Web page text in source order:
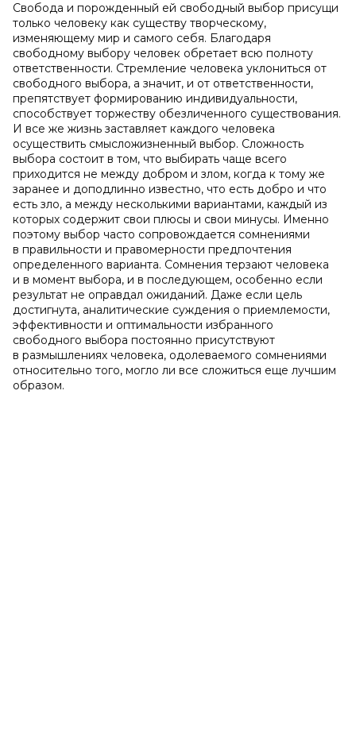
Свобода и порожденный ей свободный выбор присущи
только человеку как существу творческому,
изменяющему мир и самого себя. Благодаря
свободному выбору человек обретает всю полноту
ответственности. Стремление человека уклониться от
свободного выбора, а значит, и от ответственности,
препятствует формированию индивидуальности,
способствует торжеству обезличенного существования.
И все же жизнь заставляет каждого человека
осуществить смысложизненный выбор. Сложность
выбора состоит в том, что выбирать чаще всего
приходится не между добром и злом, когда к тому же
заранее и доподлинно известно, что есть добро и что
есть зло, а между несколькими вариантами, каждый из
которых содержит свои плюсы и свои минусы. Именно
поэтому выбор часто сопровождается сомнениями
в правильности и правомерности предпочтения
определенного варианта. Сомнения терзают человека
и в момент выбора, и в последующем, особенно если
результат не оправдал ожиданий. Даже если цель
достигнута, аналитические суждения о приемлемости,
эффективности и оптимальности избранного
свободного выбора постоянно присутствуют
в размышлениях человека, одолеваемого сомнениями
относительно того, могло ли все сложиться еще лучшим
образом.